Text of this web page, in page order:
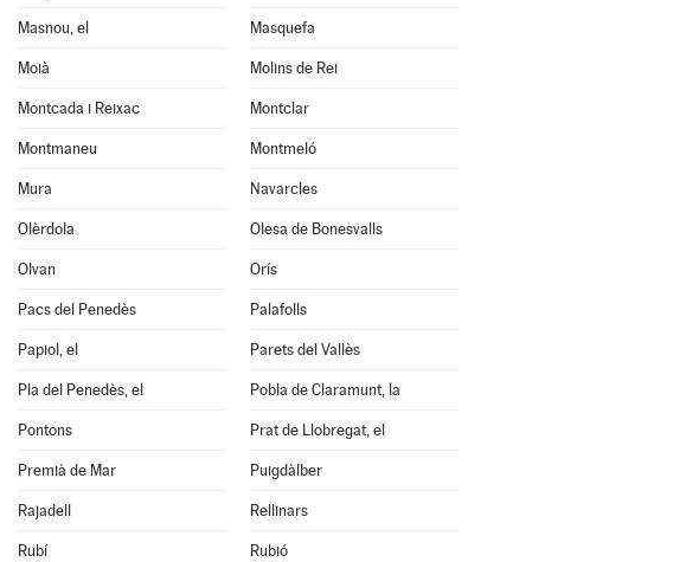
Masnou, el Masquefa
Moià Molins de Rei
Montcada i Reixac Montclar
Montmaneu Montmeló
Mura Navarcles
Olèrdola Olesa de Bonesvalls
Olvan Orís
Pacs del Penedès Palafolls
Papiol, el Parets del Vallès
Pla del Penedès, el Pobla de Claramunt, la
Pontons Prat de Llobregat, el
Premià de Mar Puigdàlber
Rajadell Rellinars
Rubí Rubió